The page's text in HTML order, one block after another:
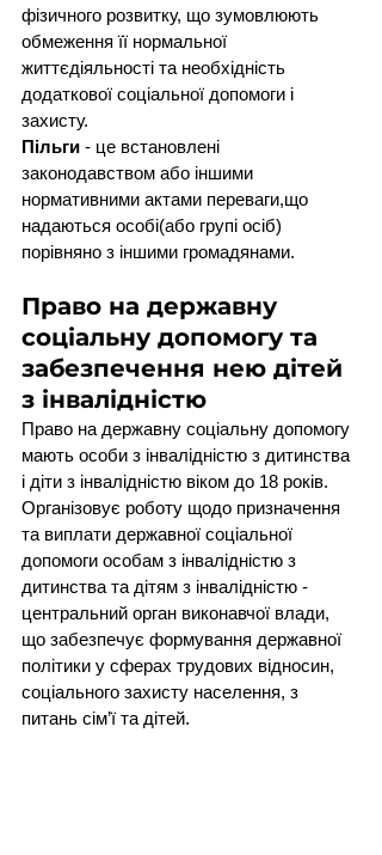
фізичного розвитку, що зумовлюють
обмеження її нормальної
життєдіяльності та необхідність
додаткової соціальної допомоги і
захисту.
Пільги - це встановлені
законодавством або іншими
нормативними актами переваги,що
надаються особі(або групі осіб)
порівняно з іншими громадянами.
Право на державну
соціальну допомогу та
забезпечення нею дітей
з інвалідністю
Право на державну соціальну допомогу
мають особи з інвалідністю з дитинства
і діти з інвалідністю віком до 18 років.
Організовує роботу щодо призначення
та виплати державної соціальної
допомоги особам з інвалідністю з
дитинства та дітям з інвалідністю -
центральний орган виконавчої влади,
що забезпечує формування державної
політики у сферах трудових відносин,
соціального захисту населення, з
питань сім’ї та дітей.